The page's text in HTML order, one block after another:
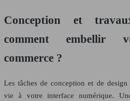
Conception et
comment embellir
commerce ?
Les tâches de conception et de
vie à votre interface numérique.